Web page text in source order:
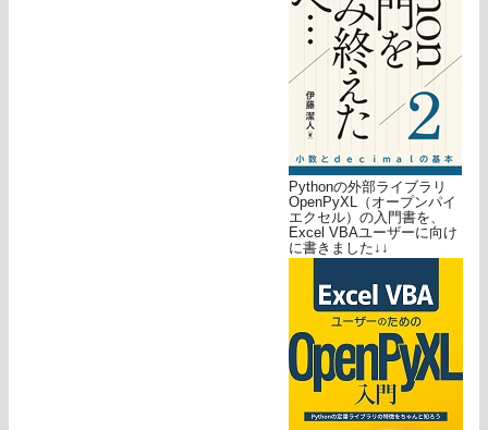
Pythonの外部ライブラリ
OpenPyXL（オープンパイ
エクセル）の入門書を、
Excel VBAユーザーに向け
に書きました↓↓